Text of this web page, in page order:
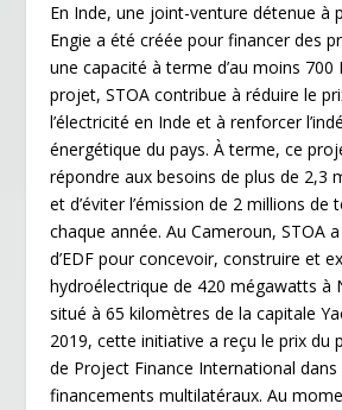
En Inde, une joint-venture détenue à
Engie a été créée pour financer des
une capacité à terme d’au moins 700
projet, STOA contribue à réduire le
l’électricité en Inde et à renforcer
énergétique du pays. À terme, ce
répondre aux besoins de plus de 2,3
et d’éviter l’émission de 2 millions de
chaque année. Au Cameroun, STOA
d’EDF pour concevoir, construire et
hydroélectrique de 420 mégawatts à
situé à 65 kilomètres de la capitale
2019, cette initiative a reçu le prix du
de Project Finance International
financements multilatéraux. Au